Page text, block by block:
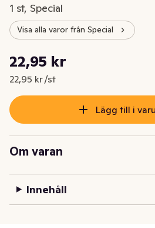
1 st, Special
Visa alla varor från Special
Nuvarande pris är: 22,95 kr
22,95 kr
22,95 kr /st
Styckpris: 22,95 kr /st
Lägg till i
Om varan
Innehåll